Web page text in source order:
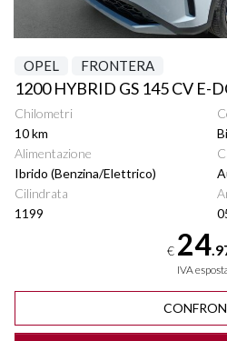
OPEL FRONTERA
1200 HYBRID GS 145 CV E-
Chilometri
10 km
Alimentazione
Ibrido (Benzina/Elettrico)
Cilindrata
1199
€ 24
IVA